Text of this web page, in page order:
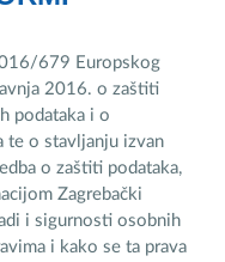
679 Europskog
2016. o zaštiti
podataka i o
te o stavljanju izvan
o zaštiti podataka,
Zagrebački
i sigurnosti osobnih
i kako se ta prava